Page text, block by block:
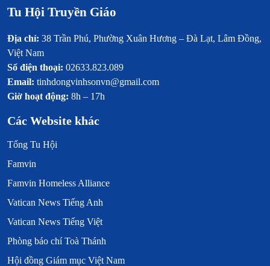
Tu Hội Truyền Giáo
Địa chỉ: 38 Trần Phú, Phường Xuân Hương – Đà Lạt, Lâm Đồng,
Việt Nam
Số điện thoại: 02633.823.089
Email: tinhdongvinhsonvn@gmail.com
Giờ hoạt động: 8h – 17h
Các Website khác
Tổng Tu Hội
Famvin
Famvin Homeless Alliance
Vatican News Tiếng Anh
Vatican News Tiếng Việt
Phòng báo chí Toà Thánh
Hội đồng Giám mục Việt Nam